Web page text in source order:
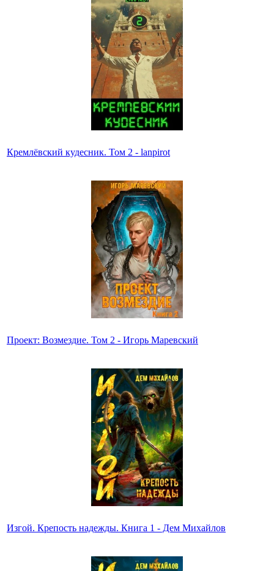
Кремлёвский кудесник. Том 2 - lanpirot
Проект: Возмездие. Том 2 - Игорь Маревский
Изгой. Крепость надежды. Книга 1 - Дем Михайлов